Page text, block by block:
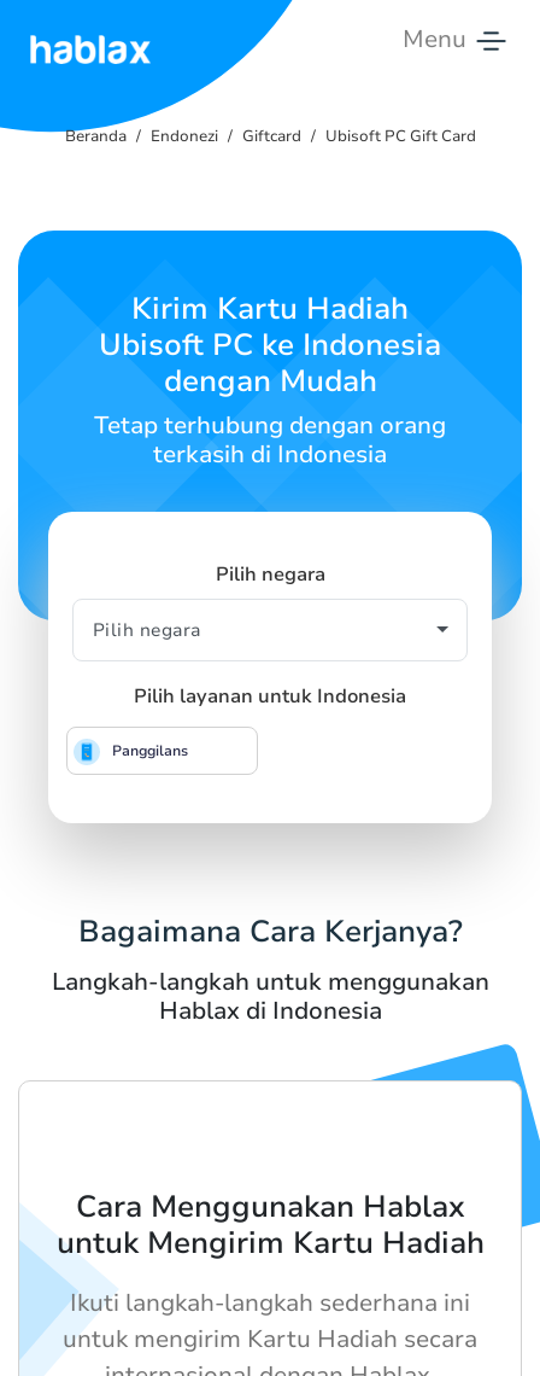
Menu
Tarif
Hubungi
Kami
Bahasa Indonesia
Beranda Endonezi Giftcard Ubisoft PC Gift Card
Kirim Kartu Hadiah
Ubisoft PC ke Indonesia
dengan Mudah
Tetap terhubung dengan orang
terkasih di Indonesia
Pilih negara
Pilih layanan untuk Indonesia
Panggilans
Bagaimana Cara Kerjanya?
Langkah-langkah untuk menggunakan
Hablax di Indonesia
Cara Menggunakan Hablax
untuk Mengirim Kartu Hadiah
Ikuti langkah-langkah sederhana ini
untuk mengirim Kartu Hadiah secara